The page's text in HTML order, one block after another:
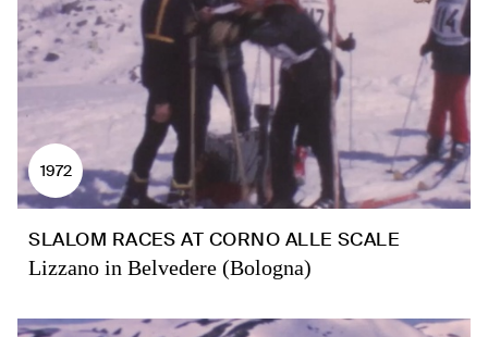
1972
SLALOM RACES AT CORNO ALLE SCALE
Lizzano in Belvedere (Bologna)